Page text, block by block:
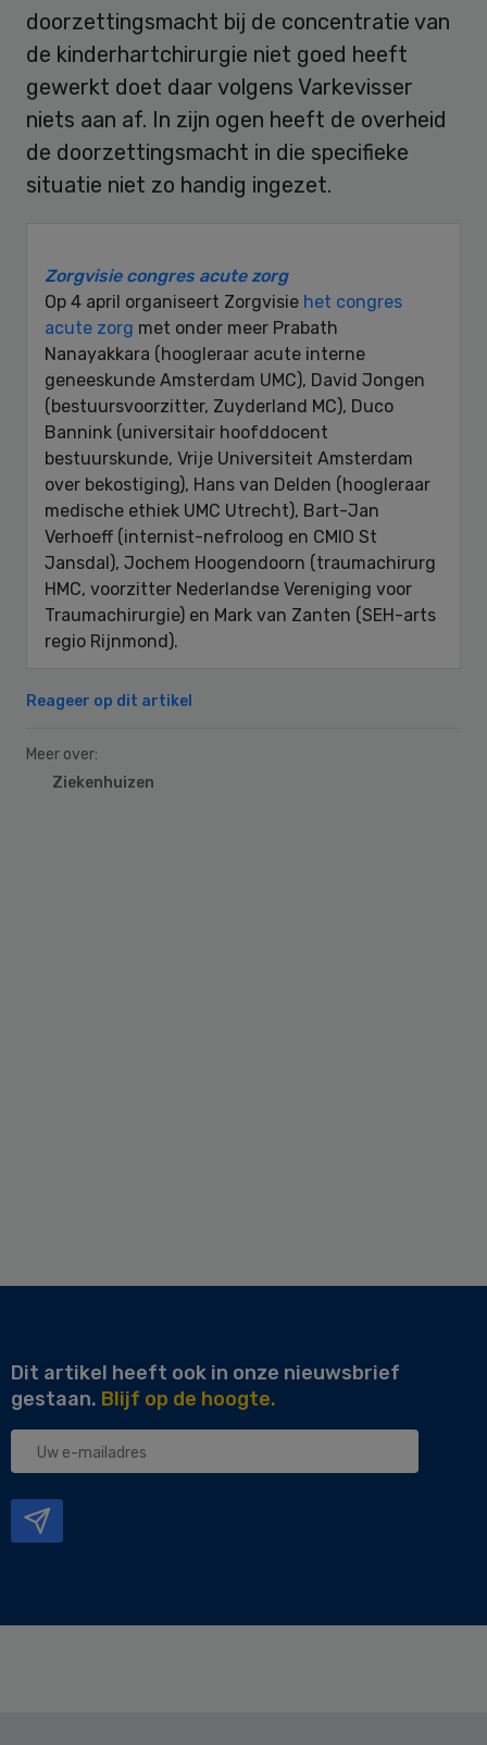
doorzettingsmacht bij de concentratie van
de kinderhartchirurgie niet goed heeft
gewerkt doet daar volgens Varkevisser
niets aan af. In zijn ogen heeft de overheid
de doorzettingsmacht in die specifieke
situatie niet zo handig ingezet.
Zorgvisie congres acute zorg
Op 4 april organiseert Zorgvisie het congres
acute zorg met onder meer Prabath
Nanayakkara (hoogleraar acute interne
geneeskunde Amsterdam UMC), David Jongen
(bestuursvoorzitter, Zuyderland MC), Duco
Bannink (universitair hoofddocent
bestuurskunde, Vrije Universiteit Amsterdam
over bekostiging), Hans van Delden (hoogleraar
medische ethiek UMC Utrecht), Bart-Jan
Verhoeff (internist-nefroloog en CMIO St
Jansdal), Jochem Hoogendoorn (traumachirurg
HMC, voorzitter Nederlandse Vereniging voor
Traumachirurgie) en Mark van Zanten (SEH-arts
regio Rijnmond).
Reageer op dit artikel
Meer over:
Ziekenhuizen
Dit artikel heeft ook in onze nieuwsbrief
gestaan. Blijf op de hoogte.
Uw